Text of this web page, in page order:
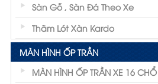
Sàn Gỗ , Sàn Đá Theo Xe
Thãm Lót Xàn Kardo
MÀN HÌNH ỐP TRẦN
MÀN HÌNH ỐP TRẦN XE 16 CHỔ